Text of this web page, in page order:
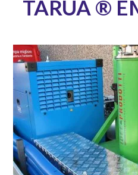
TARUA ®